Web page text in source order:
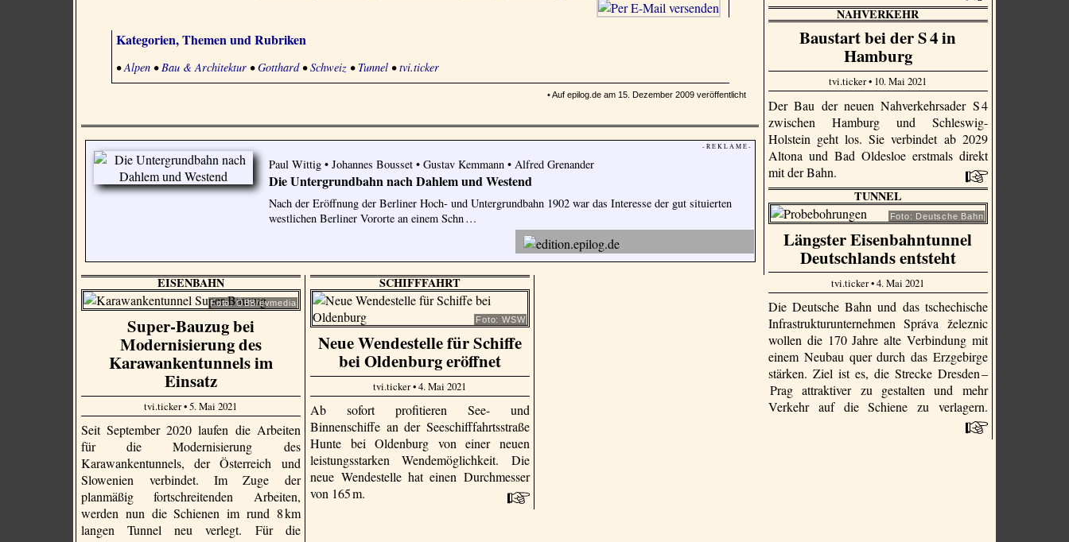
Kategorien, Themen und Rubriken
•Alpen •Bau & Architektur •Gotthard•Schweiz • Tunnel •tvi.ticker
• Auf epilog.de am 15. Dezember 2009 veröffentlicht
- R E K L A M E -
Paul Wittig • Johannes Bousset • Gustav Kemmann • Alfred Grenander
Die Untergrundbahn nach Dahlem und Westend
Nach der Eröffnung der Berliner Hoch- und Untergrundbahn 1902 war das Interesse der gut situierten
westlichen Berliner Vororte an einem Schn …
NAHVERKEHR
Baustart bei der S 4 in
Hamburg
tvi.ticker • 10. Mai 2021
Der Bau der neuen Nahverkehrsader S 4
zwischen Hamburg und Schleswig-
Holstein geht los. Sie verbindet ab 2029
Altona und Bad Oldesloe erstmals direkt
mit der Bahn.
TUNNEL
Foto: Deutsche Bahn
Längster Eisenbahntunnel
Deutschlands entsteht
tvi.ticker • 4. Mai 2021
Die Deutsche Bahn und das tschechische
Infrastrukturunternehmen Správa železnic
wollen die 170 Jahre alte Verbindung mit
einem Neubau quer durch das Erzgebirge
stärken. Ziel ist es, die Strecke Dresden –
Prag attraktiver zu gestalten und mehr
Verkehr auf die Schiene zu verlagern.
EISENBAHN
Foto: ÖBB/evmedia
Super-Bauzug bei
Modernisierung des
Karawankentunnels im
Einsatz
tvi.ticker • 5. Mai 2021
Seit September 2020 laufen die Arbeiten
für die Modernisierung des
Karawankentunnels, der Österreich und
Slowenien verbindet. Im Zuge der
planmäßig fortschreitenden Arbeiten,
werden nun die Schienen im rund 8 km
langen Tunnel neu verlegt. Für die
SCHIFFFAHRT
Foto: WSW
Neue Wendestelle für Schiffe
bei Oldenburg eröffnet
tvi.ticker • 4. Mai 2021
Ab sofort profitieren See- und
Binnenschiffe an der Seeschifffahrtsstraße
Hunte bei Oldenburg von einer neuen
leistungsstarken Wendemöglichkeit. Die
neue Wendestelle hat einen Durchmesser
von 165 m.